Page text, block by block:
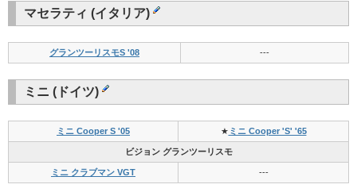
マセラティ (イタリア)
グランツーリスモS '08 ---
ミニ (ドイツ)
ミニ Cooper S '05 ★ ミニ Cooper 'S' '65
ビジョン グランツーリスモ
ミニ クラブマン VGT ---